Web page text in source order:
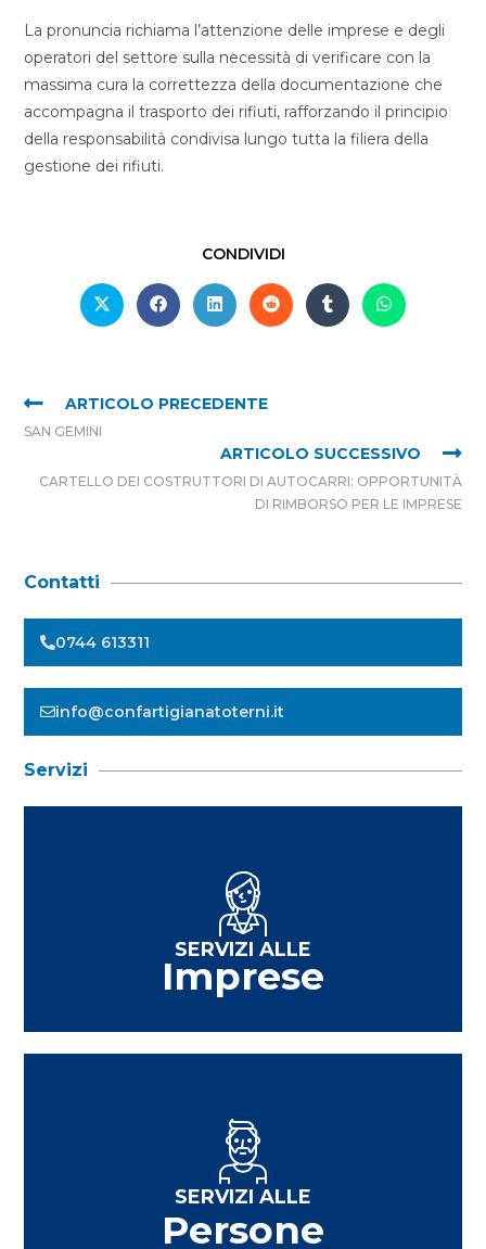
La pronuncia richiama l’attenzione delle imprese e degli
operatori del settore sulla necessità di verificare con la
massima cura la correttezza della documentazione che
accompagna il trasporto dei rifiuti, rafforzando il principio
della responsabilità condivisa lungo tutta la filiera della
gestione dei rifiuti.
CONDIVIDI
ARTICOLO PRECEDENTE
SAN GEMINI
ARTICOLO SUCCESSIVO
CARTELLO DEI COSTRUTTORI DI AUTOCARRI: OPPORTUNITÀ
DI RIMBORSO PER LE IMPRESE
Contatti
0744 613311
info@confartigianatoterni.it
Servizi
SERVIZI ALLE
Imprese
SERVIZI ALLE
Persone